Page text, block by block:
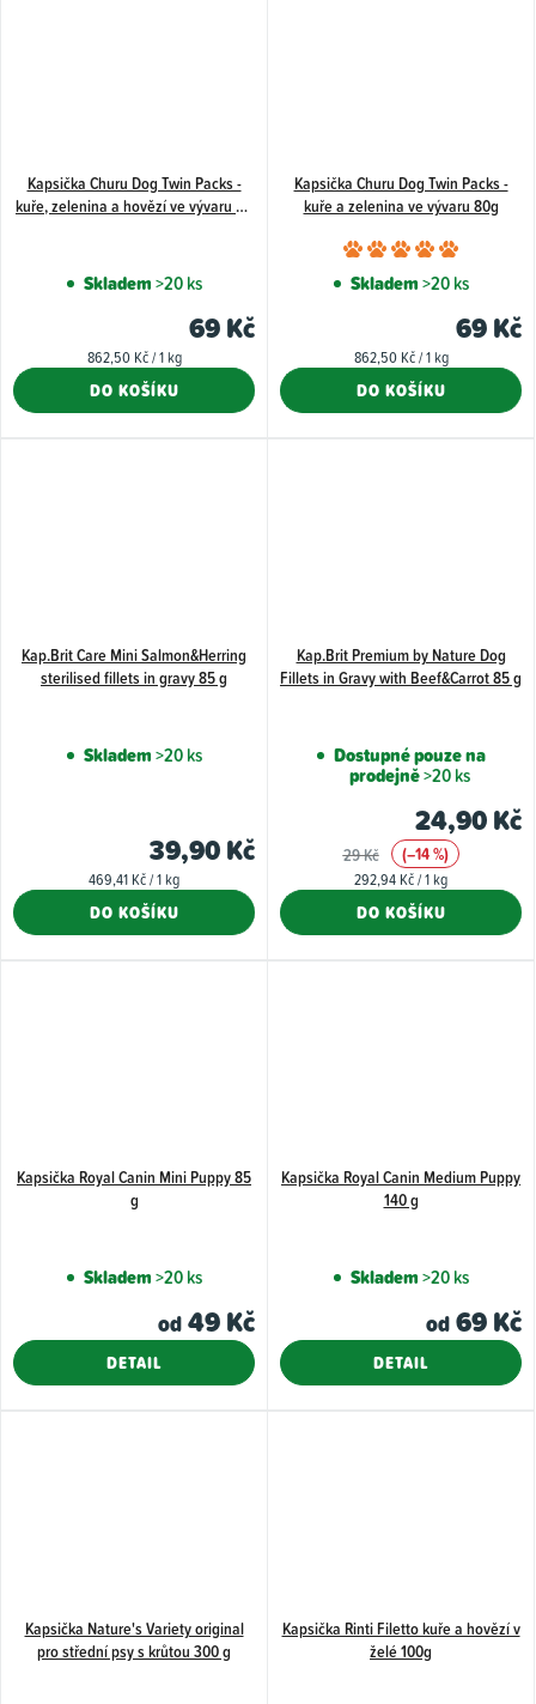
Kapsička Churu Dog Twin Packs -
kuře, zelenina a hovězí ve vývaru 80
Skladem>20 ks
69 Kč
Měrná
862,50 Kč / 1 kg
DO KOŠÍKU
Kapsička Churu Dog Twin Packs -
kuře a zelenina ve vývaru 80g
je
5,0
5
Skladem>20 ks
69 Kč
Měrná
862,50 Kč / 1 kg
DO KOŠÍKU
Kap.Brit Care Mini Salmon&Herring
sterilised fillets in gravy 85 g
Skladem>20 ks
39,90 Kč
Měrná
469,41 Kč / 1 kg
DO KOŠÍKU
Kap.Brit Premium by Nature Dog
Fillets in Gravy with Beef&Carrot 85 g
Dostupné pouze na
prodejně>20 ks
24,90 Kč
29 Kč (–14 %)
Měrná
292,94 Kč / 1 kg
DO KOŠÍKU
Kapsička Royal Canin Mini Puppy 85
g
Skladem>20 ks
od49 Kč
DETAIL
Kapsička Royal Canin Medium Puppy
140 g
Skladem>20 ks
od69 Kč
DETAIL
Kapsička Nature's Variety original
pro střední psy s krůtou 300 g
Kapsička Rinti Filetto kuře a hovězí v
želé 100g